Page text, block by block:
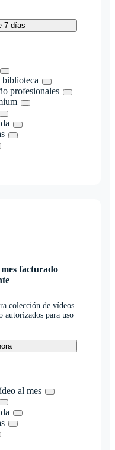
7 días
biblioteca
profesionales
facturado
colección de vídeos
autorizados para uso
al mes